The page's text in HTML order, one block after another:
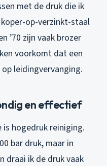
met de druk die ik
op-verzinkt-staal
’70 zijn vaak brozer
voorkomt dat een
leidingvervanging.
en effectief
hogedruk reiniging.
bar druk, maar in
draai ik de druk vaak